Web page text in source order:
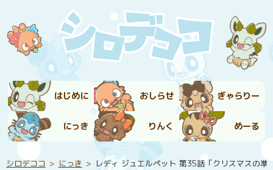
はじめに おしらせ ぎゃらりー
にっき りんく めーる
シロデココ にっき レディ ジュエルペット 第35話「クリスマスの準